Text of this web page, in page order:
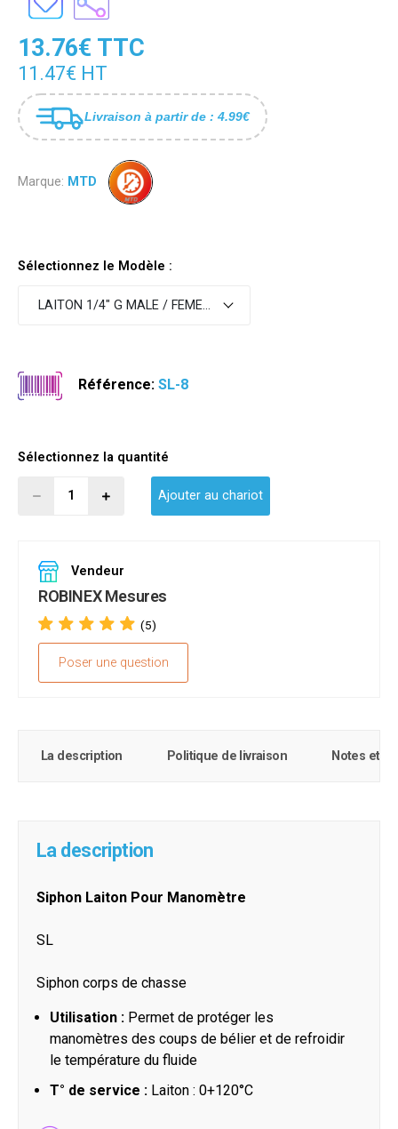
13.76€ TTC
11.47€ HT
Livraison à partir de : 4.99€
Marque: MTD
Sélectionnez le Modèle :
LAITON 1/4" G MALE / FEMELLE
Référence:SL-8
Sélectionnez la quantité
Ajouter au chariot
Vendeur
ROBINEX Mesures
(5)
Poser une question
La description Politique de livraison Notes et
La description
Siphon Laiton Pour Manomètre
SL
Siphon corps de chasse
Utilisation : Permet de protéger les
manomètres des coups de bélier et de refroidir
le température du fluide
T° de service : Laiton : 0+120°C